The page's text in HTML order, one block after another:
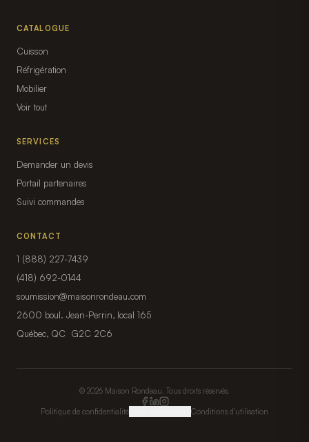
CATALOGUE
Cuisson
Réfrigération
Mobilier
Voir tout
SERVICES
Demander un devis
Portail partenaires
Suivi commandes
CONTACT
1 (888) 227-7439
(418) 692-0144
soumission@maisonrondeau.com
2600 boul. Jean-Perrin, local 165
Québec, QC G2C 2C6
© 2026 Maison Rondeau. Tous droits réservés.
Politique de confidentialité Conditions d'utilisation